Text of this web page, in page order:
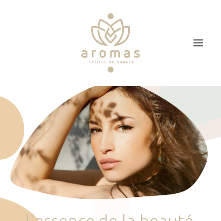
Soins
Je veux faire un bon cadeau
Plan d’accès
Prendre RDV